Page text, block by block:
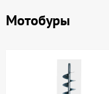
Мотобуры